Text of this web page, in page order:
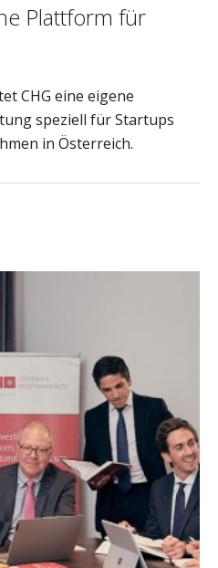
Plattform für
CHG eine eigene
speziell für Startups
in Österreich.